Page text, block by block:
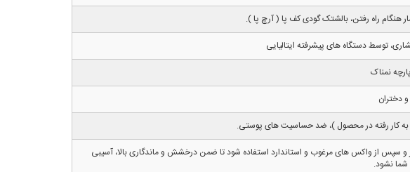
هنگام راه رفتن، بالشتک گودی کف پا ( آرچ پا ).
توسط دستگاه های پیشرفته ایتالیایی
نمناک
و دختران
به کار رفته در محصول )، ضد حساسیت های پوستی.
سپس از واکس های مرغوب و استاندارد استفاده شود تا ضمن درخشش و ماندگاری بالا، آسیبی
نشود.